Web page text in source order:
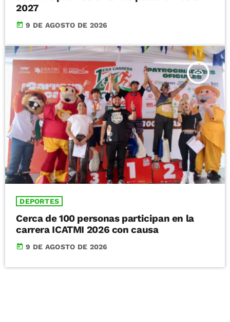
2027
today 9 DE AGOSTO DE 2026
insert_link
DEPORTES
Cerca de 100 personas participan en la
carrera ICATMI 2026 con causa
today 9 DE AGOSTO DE 2026